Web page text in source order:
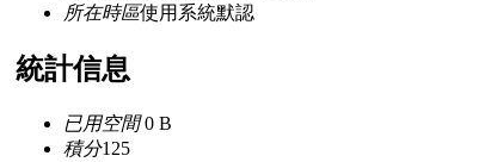
所在時區使用系統默認
統計信息
已用空間0 B
積分125